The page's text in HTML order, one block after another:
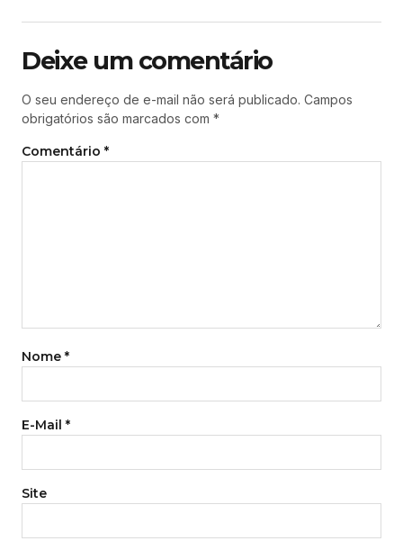
Deixe um comentário
O seu endereço de e-mail não será publicado. Campos
obrigatórios são marcados com *
Comentário *
Nome *
E-Mail *
Site